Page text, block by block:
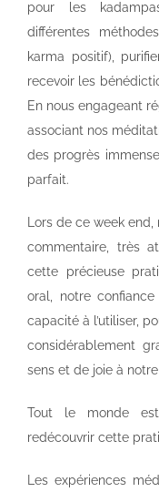
pour les
différentes
karma positif),
recevoir les
En nous engageant
associant nos
des progrès
parfait.
Lors de ce week
commentaire, très
cette précieuse
oral, notre
capacité à l’utiliser,
considérablement
sens et de joie à
Tout le monde
redécouvrir cette
Les expériences